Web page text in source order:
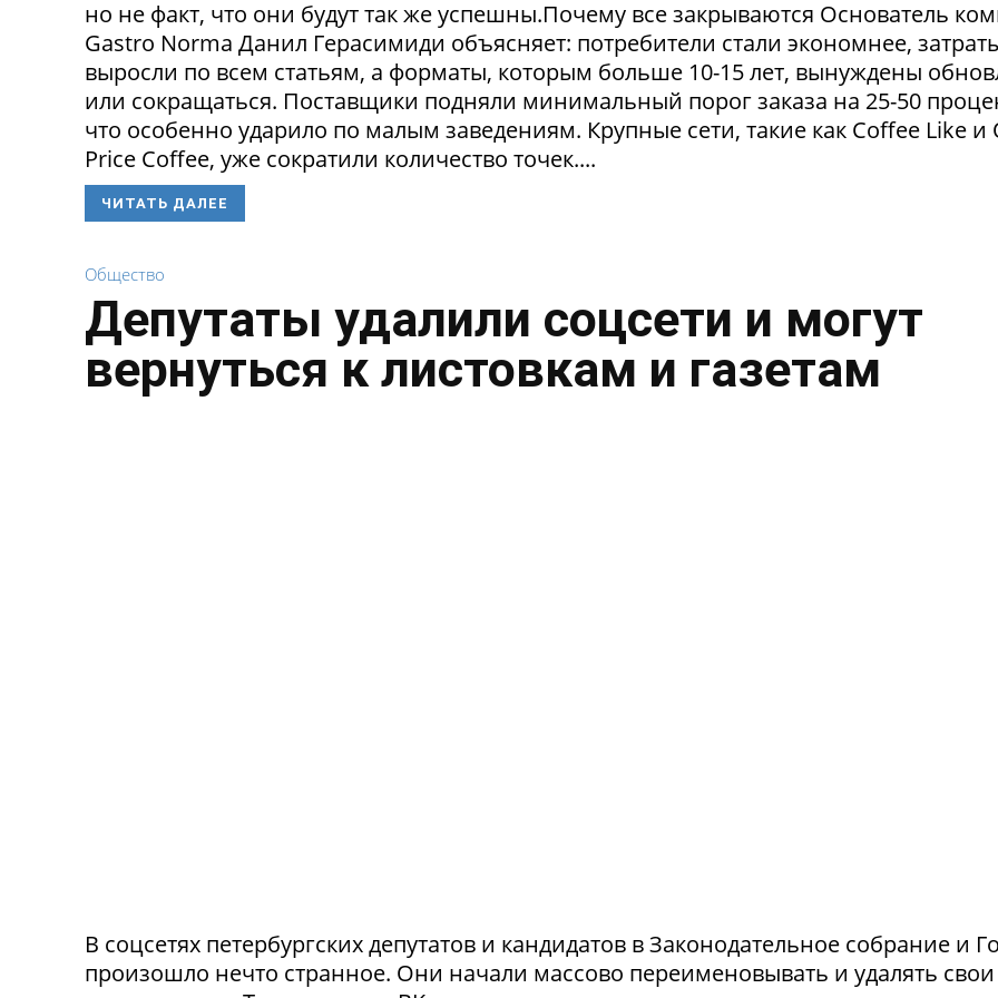
но не факт, что они будут так же успешны.Почему все закрываются Основатель
Gastro Norma Данил Герасимиди объясняет: потребители стали экономнее,
выросли по всем статьям, а форматы, которым больше 10-15 лет, вынуждены
или сокращаться. Поставщики подняли минимальный порог заказа на 25-50
что особенно ударило по малым заведениям. Крупные сети, такие как Coffee Like и
Price Coffee, уже сократили количество точек....
ЧИТАТЬ ДАЛЕЕ
Общество
Депутаты удалили соцсети и могут
вернуться к листовкам и газетам
В соцсетях петербургских депутатов и кандидатов в Законодательное собрание и
произошло нечто странное. Они начали массово переименовывать и удалять свои